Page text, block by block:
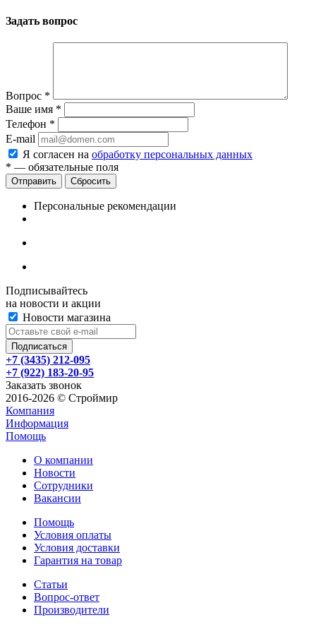
Задать вопрос
Вопрос *
Ваше имя *
Телефон *
E-mail
Я согласен на обработку персональных данных
* — обязательные поля
Сбросить
Персональные рекомендации
Подписывайтесь
на новости и акции
Новости магазина
+7 (3435) 212-095
+7 (922) 183-20-95
Заказать звонок
2016-2026 © Строймир
Компания
Информация
Помощь
О компании
Новости
Сотрудники
Вакансии
Помощь
Условия оплаты
Условия доставки
Гарантия на товар
Статьи
Вопрос-ответ
Производители